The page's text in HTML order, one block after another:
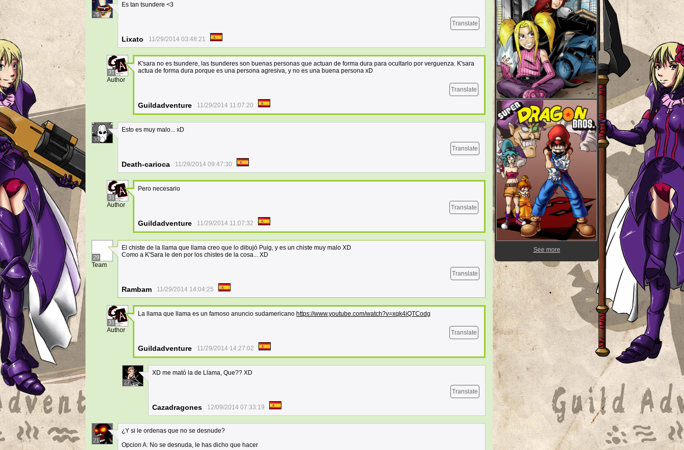
25
Es tan tsundere <3
Translate
Lixato 11/29/2014 03:48:21
31
Author
K'sara no es tsundere, las tsunderes son buenas personas que actuan de forma dura para ocultarlo por verguenza. K'sara
actua de forma dura porque es una persona agresiva, y no es una buena persona xD
Translate
Guildadventure 11/29/2014 11:07:20
30
Esto es muy malo... xD
Translate
Death-carioca 11/29/2014 09:47:30
31
Author
Pero necesario
Translate
Guildadventure 11/29/2014 11:07:32
29
Team
El chiste de la llama que llama creo que lo dibujó Puig, y es un chiste muy malo XD
Como a K'Sara le den por los chistes de la cosa... XD
Translate
Rambam 11/29/2014 14:04:25
31
Author
La llama que llama es un famoso anuncio sudamericano https://www.youtube.com/watch?v=xqk4iQTCodg
Translate
Guildadventure 11/29/2014 14:27:02
27
XD me mató la de Llama, Que?? XD
Translate
Cazadragones 12/09/2014 07:33:19
21
¿Y si le ordenas que no se desnude?
Opcion A: No se desnuda, le has dicho que hacer
See more